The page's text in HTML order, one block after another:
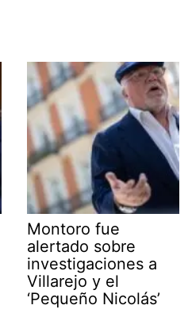
Montoro fue
alertado sobre
investigaciones a
Villarejo y el
‘Pequeño Nicolás’